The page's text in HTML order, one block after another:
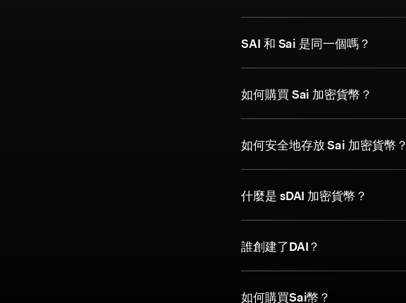
SAI 和 Sai 是同一個嗎？
如何購買 Sai 加密貨幣？
如何安全地存放 Sai 加密貨幣？
什麼是 sDAI 加密貨幣？
誰創建了DAI？
如何購買Sai幣？